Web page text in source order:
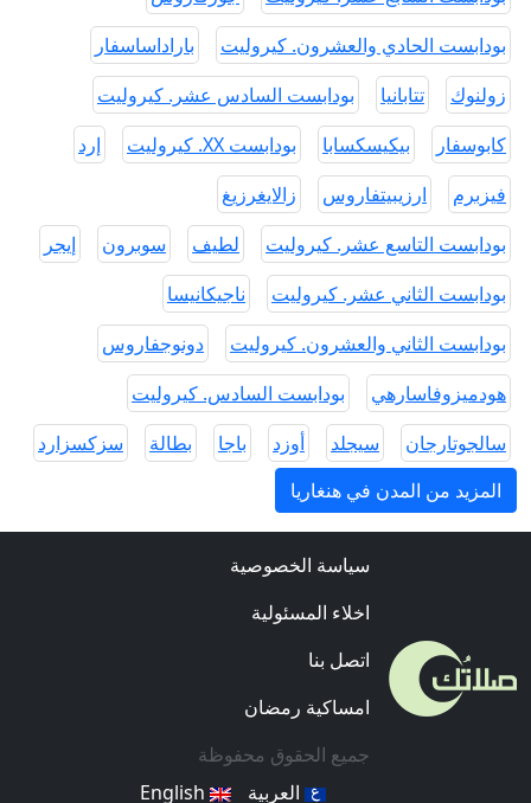
بودابست الحادي والعشرون. كيروليت
باراداساسفار
زولنوك
تتابانيا
بودابست السادس عشر. كيروليت
كابوسفار
بيكيسكسابا بودابست XX. كيروليت
إرد
فيزبرم
ارزيبيتفاروس
زالايغرزيغ
بودابست التاسع عشر. كيروليت
لطيف سوبرون
إيجر
بودابست الثاني عشر. كيروليت
ناجيكانيسا
بودابست الثاني والعشرون. كيروليت
دونوجفاروس
هودميزوفاسارهي
بودابست السادس. كيروليت
سالجوتارجان
سيجلد أوزد باجا بطالة
سزكسزارد
المزيد من المدن في هنغاريا
سياسة الخصوصية
اخلاء المسئولية
اتصل بنا
امساكية رمضان
جميع الحقوق محفوظة
العربية